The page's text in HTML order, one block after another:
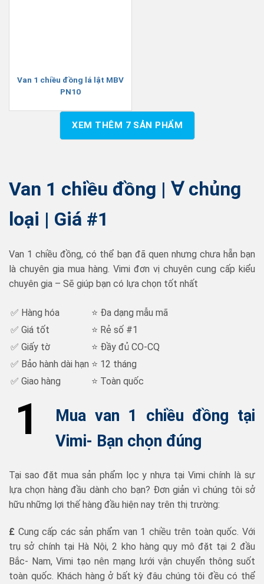
Van 1 chiều đồng lá lật MBV
PN10
XEM THÊM 7SẢN PHẨM
Van 1 chiều đồng | ∀ chủng
loại | Giá #1
Van 1 chiều đồng, có thể bạn đã quen nhưng chưa hẵn bạn
là chuyên gia mua hàng. Vimi đơn vị chuyên cung cấp kiểu
chuyên gia – Sẽ giúp bạn có lựa chọn tốt nhất
✅ Hàng hóa
⭐ Đa dạng mẫu mã
✅ Giá tốt
⭐ Rẻ số #1
✅ Giấy tờ
⭐ Đầy đủ CO-CQ
✅ Bảo hành dài hạn ⭐ 12 tháng
✅ Giao hàng
⭐ Toàn quốc
1
Mua van 1 chiều đồng tại
Vimi- Bạn chọn đúng
Tại sao đặt mua sản phẩm lọc y nhựa tại Vimi chính là sự
lựa chọn hàng đầu dành cho bạn? Đơn giản vì chúng tôi sở
hữu những lợi thế hàng đầu hiện nay trên thị trường:
£ Cung cấp các sản phẩm van 1 chiều trên toàn quốc. Với
trụ sở chính tại Hà Nội, 2 kho hàng quy mô đặt tại 2 đầu
Bắc- Nam, Vimi tạo nên mạng lưới vận chuyển thông suốt
toàn quốc. Khách hàng ở bất kỳ đâu chúng tôi đều có thể